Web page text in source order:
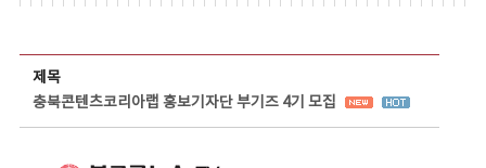
제목
충북콘텐츠코리아랩 홍보기자단 부기즈 4기 모집